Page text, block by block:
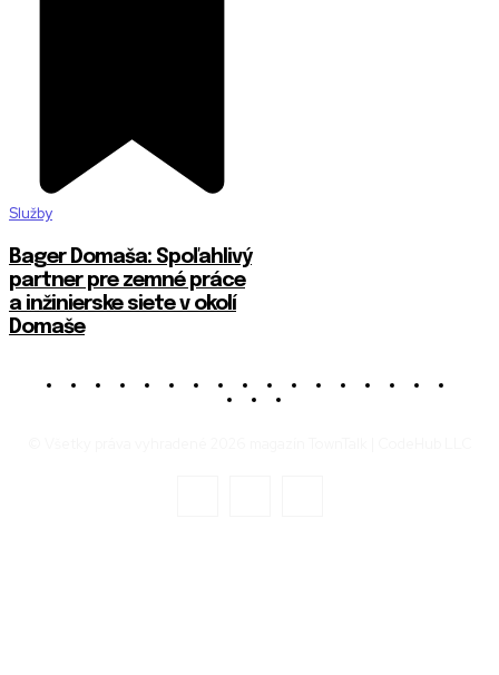
Služby
Bager Domaša: Spoľahlivý
partner pre zemné práce
a inžinierske siete v okolí
Domaše